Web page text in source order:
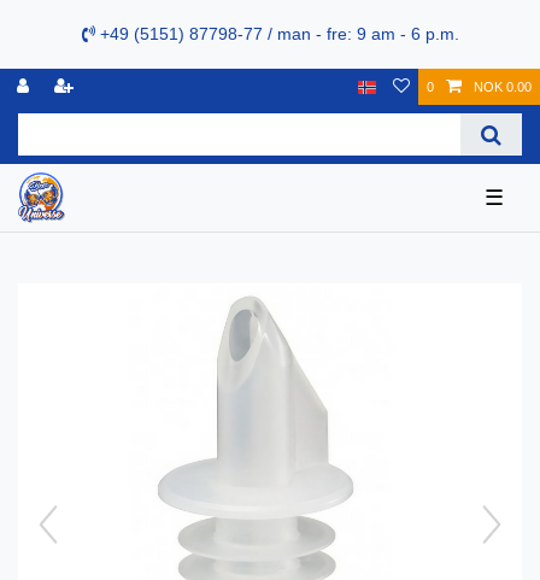
+49 (5151) 87798-77 / man - fre: 9 am - 6 p.m.
0 NOK 0.00
☰